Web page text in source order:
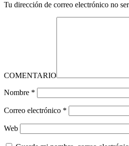
Tu dirección de correo electrónico no
COMENTARIO
Nombre *
Correo electrónico *
Web